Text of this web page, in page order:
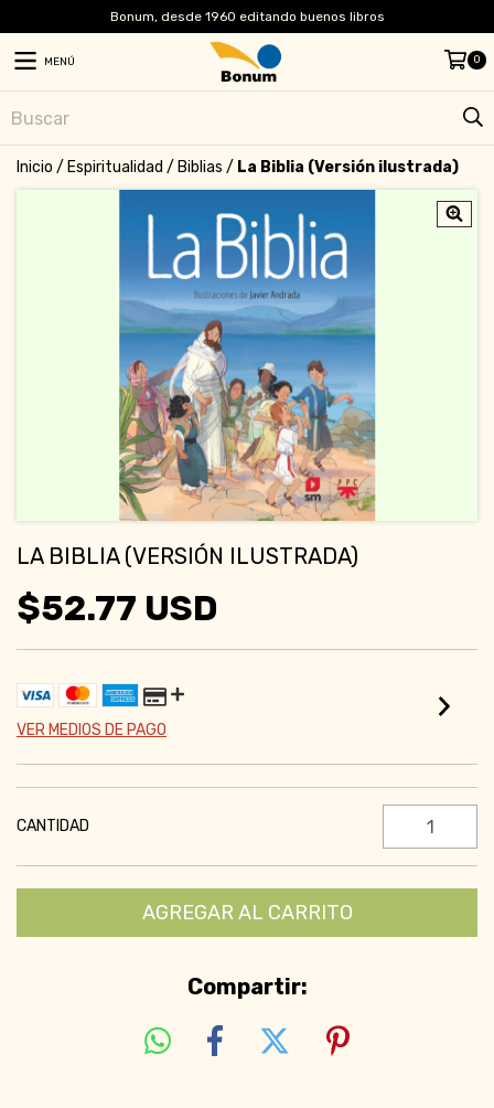
Bonum, desde 1960 editando buenos libros
MENÚ 0
Inicio / Espiritualidad / Biblias / La Biblia (Versión ilustrada)
LA BIBLIA (VERSIÓN ILUSTRADA)
$52.77 USD
VER MEDIOS DE PAGO
CANTIDAD
Compartir: